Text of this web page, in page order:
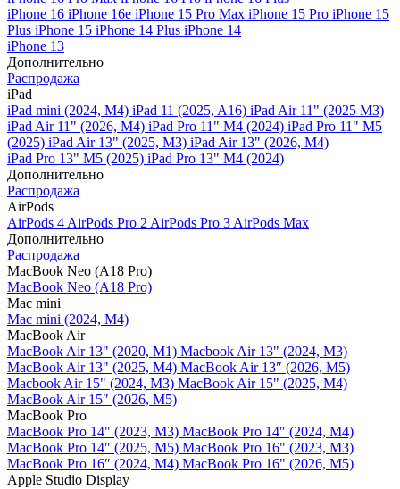
iPhone 16 iPhone 16e iPhone 15 Pro Max iPhone 15 Pro iPhone 15
Plus iPhone 15 iPhone 14 Plus iPhone 14
iPhone 13
Дополнительно
Распродажа
iPad
iPad mini (2024, M4) iPad 11 (2025, A16) iPad Air 11" (2025 M3)
iPad Air 11" (2026, M4) iPad Pro 11" M4 (2024) iPad Pro 11" M5
(2025) iPad Air 13" (2025, M3) iPad Air 13" (2026, M4)
iPad Pro 13" M5 (2025) iPad Pro 13" M4 (2024)
Дополнительно
Распродажа
AirPods
AirPods 4 AirPods Pro 2 AirPods Pro 3 AirPods Max
Дополнительно
Распродажа
MacBook Neo (A18 Pro)
MacBook Neo (A18 Pro)
Mac mini
Mac mini (2024, M4)
MacBook Air
MacBook Air 13" (2020, M1) Macbook Air 13" (2024, M3)
MacBook Air 13" (2025, M4) MacBook Air 13″ (2026, M5)
Macbook Air 15" (2024, M3) MacBook Air 15" (2025, M4)
MacBook Air 15″ (2026, M5)
MacBook Pro
MacBook Pro 14" (2023, M3) MacBook Pro 14″ (2024, M4)
MacBook Pro 14″ (2025, M5) MacBook Pro 16" (2023, M3)
MacBook Pro 16″ (2024, M4) MacBook Pro 16" (2026, M5)
Apple Studio Display